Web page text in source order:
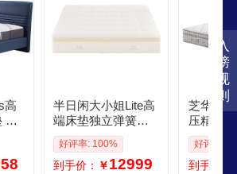
入
榜
规
则
高
双
半日闲大小姐Lite高
端床垫独立弹簧席
梦思加厚软双人酒
店22米 适中偏硬
好评率: 100%
到手价： ￥12999
芝华仕
压精灵
胶独袋
梦思
好评率:
到手价：